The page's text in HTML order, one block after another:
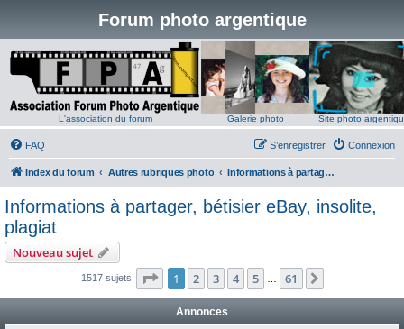
Forum photo argentique
L'association du forum Galerie photo Site photo
FAQ Connexion
S’enregistrer
Index du forum Autres rubriques photo Informations à partager, bétisier eBay, insolite, plagiat
Informations à partager, bétisier eBay, insolite,
plagiat
Nouveau sujet
1517 sujets Page 1sur61
1 2 3 4 5 61
Annonces